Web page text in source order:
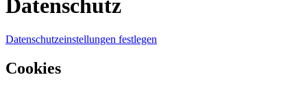
Datenschutz
Datenschutzeinstellungen festlegen
Cookies